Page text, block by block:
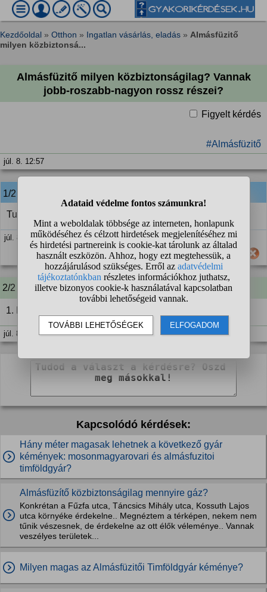
Kezdőoldal » Otthon » Ingatlan vásárlás, eladás » Almásfüzitő
milyen közbiztonsá...
Almásfüzitő milyen közbiztonságilag? Vannak
jobb-roszabb-nagyon rossz részei?
Figyelt kérdés
#Almásfüzitő
júl. 8. 12:57
1/2
Tul kicsi ahhoz hogy reszeirol lehessen beszelni.
júl. 8. 16:54
Hasznos számodra ez a válasz?
2/2 A kérdező kommentje:
1. És az egész milyen? Ismered közelebbről?
júl. 8. 16:56
Kapcsolódó kérdések:
Hány méter magasak lehetnek a következő gyár
kémények: mosonmagyarovari és almásfuzitoi
timföldgyár?
Almásfüzítő közbiztonságilag mennyire gáz?
Konkrétan a Fűzfa utca, Táncsics Mihály utca, Kossuth Lajos
utca környéke érdekelne.. Megnéztem a térképen, nekem nem
tűnik vészesnek, de érdekelne az ott élők véleménye.. Vannak
veszélyes területek...
Milyen magas az Almásfüzitői Timföldgyár kéménye?